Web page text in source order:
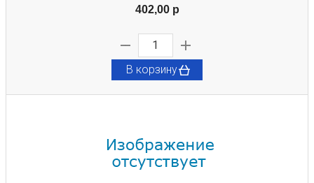
402,00 p
В корзину